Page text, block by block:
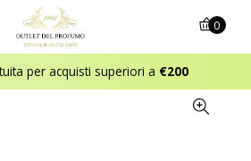
per acquisti superiori a €200
0